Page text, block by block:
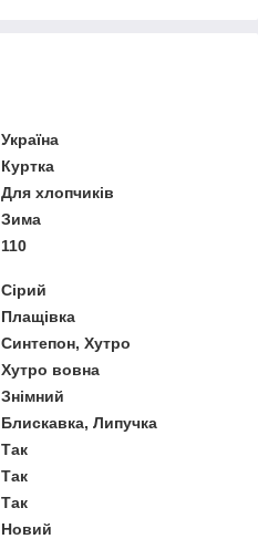
Україна
Куртка
Для хлопчиків
Зима
110
Сірий
Плащівка
Синтепон, Хутро
Хутро вовна
Знімний
Блискавка, Липучка
Так
Так
Так
Новий